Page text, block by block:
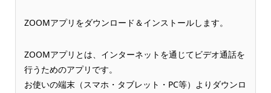
ZOOMアプリをダウンロード＆インストールします。
ZOOMアプリとは、インターネットを通じてビデオ通話を
行うためのアプリです。
お使いの端末（スマホ・タブレット・PC等）よりダウンロ